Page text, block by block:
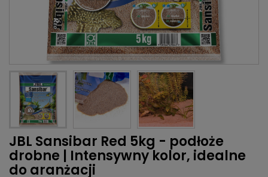
JBL Sansibar Red 5kg - podłoże
drobne | Intensywny kolor, idealne
do aranżacji